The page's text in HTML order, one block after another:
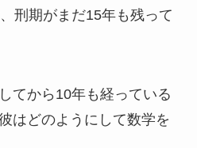
刑期がまだ15年も残って
てから10年も経っている
はどのようにして数学を